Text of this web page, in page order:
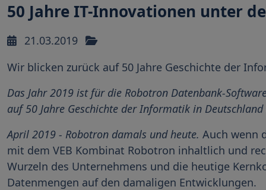
50 Jahre IT-Innovationen unter
21.03.2019
Wir blicken zurück auf 50 Jahre Geschichte der
Das Jahr 2019 ist für die Robotron Datenbank-
auf 50 Jahre Geschichte der Informatik in
April 2019 - Robotron damals und heute. Auch wenn
mit dem VEB Kombinat Robotron inhaltlich und
Wurzeln des Unternehmens und die heutige
Datenmengen auf den damaligen Entwicklungen.